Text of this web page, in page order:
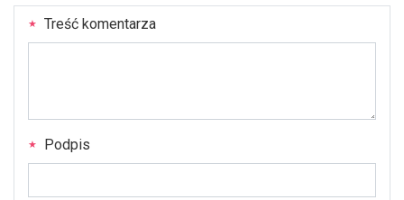
Treść komentarza
Podpis